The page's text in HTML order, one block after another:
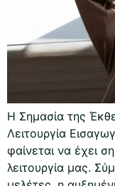
Η Σημασία της
Λειτουργία
φαίνεται να έχει
λειτουργία μας.